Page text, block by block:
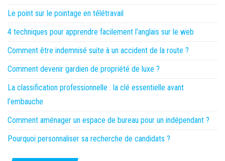
Le point sur le pointage en télétravail
4 techniques pour apprendre facilement l’anglais sur le web
Comment être indemnisé suite à un accident de la route ?
Comment devenir gardien de propriété de luxe ?
La classification professionnelle : la clé essentielle avant
l’embauche
Comment aménager un espace de bureau pour un indépendant ?
Pourquoi personnaliser sa recherche de candidats ?